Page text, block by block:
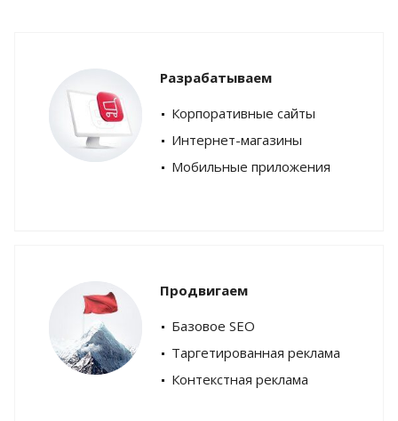
Разрабатываем
Корпоративные сайты
Интернет-магазины
Мобильные приложения
Продвигаем
Базовое SEO
Таргетированная реклама
Контекстная реклама